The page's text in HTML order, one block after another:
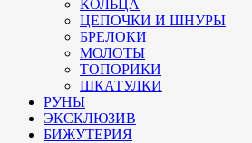
КОЛЬЦА
ЦЕПОЧКИ И ШНУРЫ
БРЕЛОКИ
МОЛОТЫ
ТОПОРИКИ
ШКАТУЛКИ
РУНЫ
ЭКСКЛЮЗИВ
БИЖУТЕРИЯ